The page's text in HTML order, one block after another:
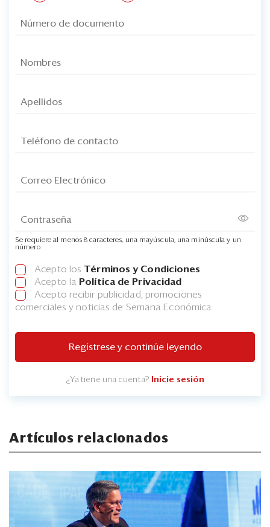
Se requiere al menos 8 caracteres, una mayúscula, una minúscula y un
número
Acepto los Términos y Condiciones
Acepto la Política de Privacidad
Acepto recibir publicidad, promociones
comerciales y noticias de Semana Económica
Regístrese y continúe leyendo
¿Ya tiene una cuenta? Inicie sesión
Artículos relacionados